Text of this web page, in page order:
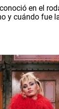
en el
y cuándo fue